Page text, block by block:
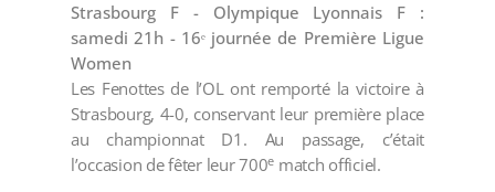
Strasbourg F - Olympique Lyonnais F :
samedi 21h - 16ᵉ journée de Première Ligue
Women
Les Fenottes de l’OL ont remporté la victoire à
Strasbourg, 4-0, conservant leur première place
au championnat D1. Au passage, c’était
l’occasion de fêter leur 700e match officiel.